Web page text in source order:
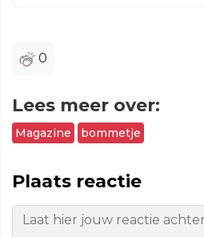
0
Lees meer over:
Magazine bommetje
Plaats reactie